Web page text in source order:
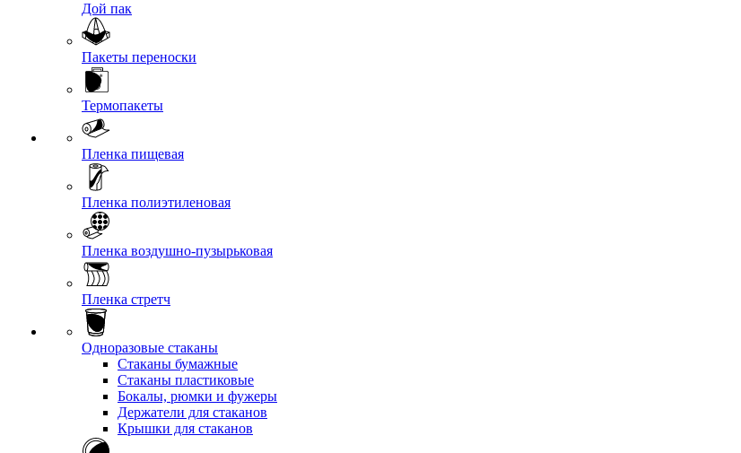
Дой пак
Пакеты переноски
Термопакеты
Пленка пищевая
Пленка полиэтиленовая
Пленка воздушно-пузырьковая
Пленка стретч
Одноразовые стаканы
Стаканы бумажные
Стаканы пластиковые
Бокалы, рюмки и фужеры
Держатели для стаканов
Крышки для стаканов